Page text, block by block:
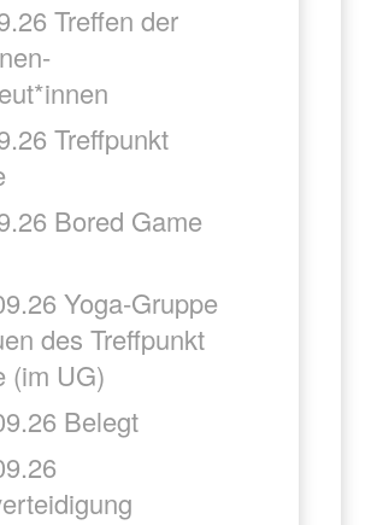
Treffen der
Treffpunkt
Bored Game
Yoga-Gruppe
des Treffpunkt
(im UG)
Belegt